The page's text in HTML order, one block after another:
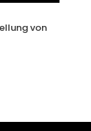
von